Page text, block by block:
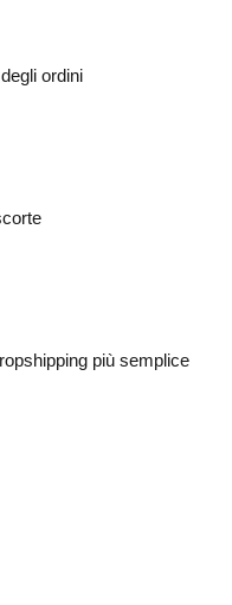
ordini
più semplice